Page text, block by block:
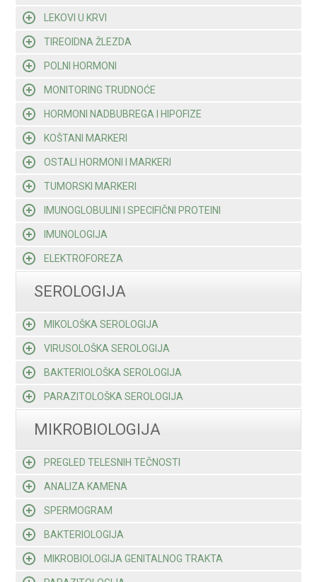
LEKOVI U KRVI
TIREOIDNA ŽLEZDA
POLNI HORMONI
MONITORING TRUDNOĆE
HORMONI NADBUBREGA I HIPOFIZE
KOŠTANI MARKERI
OSTALI HORMONI I MARKERI
TUMORSKI MARKERI
IMUNOGLOBULINI I SPECIFIČNI PROTEINI
IMUNOLOGIJA
ELEKTROFOREZA
SEROLOGIJA
MIKOLOŠKA SEROLOGIJA
VIRUSOLOŠKA SEROLOGIJA
BAKTERIOLOŠKA SEROLOGIJA
PARAZITOLOŠKA SEROLOGIJA
MIKROBIOLOGIJA
PREGLED TELESNIH TEČNOSTI
ANALIZA KAMENA
SPERMOGRAM
BAKTERIOLOGIJA
MIKROBIOLOGIJA GENITALNOG TRAKTA